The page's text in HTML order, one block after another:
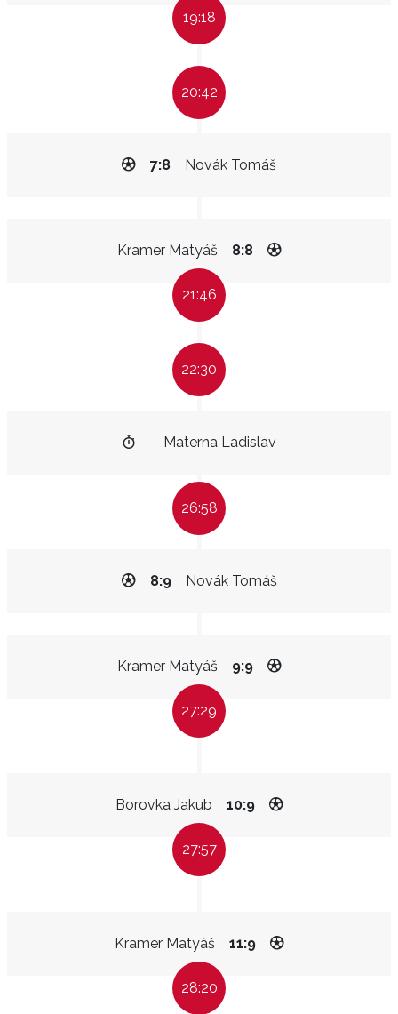
19:18
20:42
Novák Tomáš
7:8
Kramer Matyáš 8:8
21:46
22:30
Materna Ladislav
26:58
Novák Tomáš
8:9
Kramer Matyáš 9:9
27:29
Borovka Jakub 10:9
27:57
Kramer Matyáš 11:9
28:20